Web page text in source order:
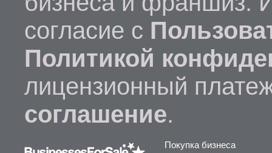
согласие с
Политикой
лицензионный
соглашение.
Покупка бизнеса